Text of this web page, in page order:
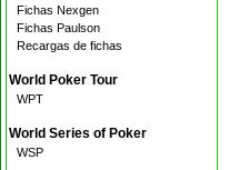
Fichas Nexgen
Fichas Paulson
Recargas de fichas
World Poker Tour
WPT
World Series of Poker
WSP